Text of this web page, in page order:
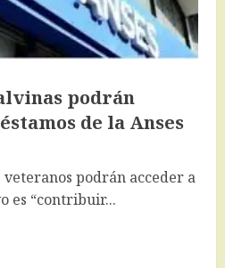
podrán
de la Anses
veteranos podrán acceder a
es “contribuir...